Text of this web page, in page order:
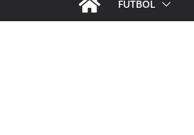
FÚTBOL